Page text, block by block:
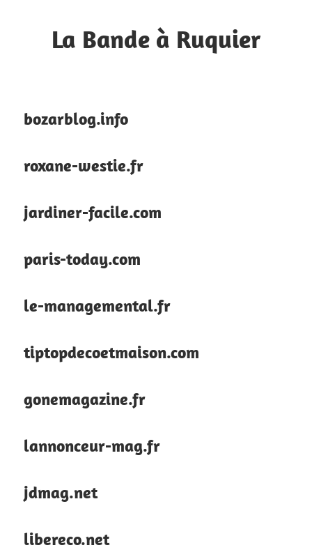
contentLa Bande à Ruquier
bozarblog.info
roxane-westie.fr
jardiner-facile.com
paris-today.com
le-managemental.fr
tiptopdecoetmaison.com
gonemagazine.fr
lannonceur-mag.fr
jdmag.net
libereco.net